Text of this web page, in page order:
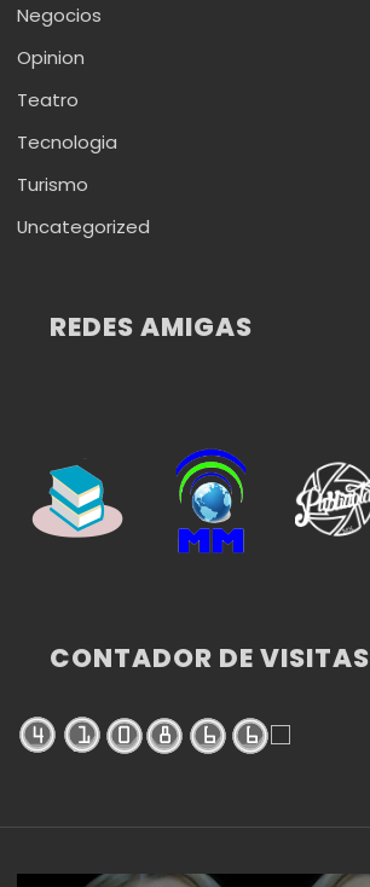
Negocios
Opinion
Teatro
Tecnologia
Turismo
Uncategorized
REDES AMIGAS
CONTADOR DE VISITAS